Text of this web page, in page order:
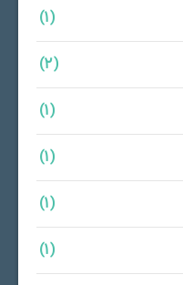
(1)
(2)
(1)
(1)
(1)
(1)